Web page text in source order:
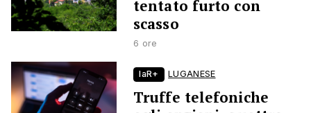
tentato furto con
scasso
6 ore
laR+ LUGANESE
Truffe telefoniche